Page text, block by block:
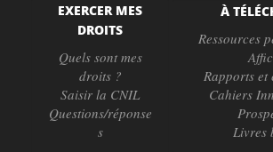
EXERCER MES
DROITS
Quels sont mes
droits ?
Saisir la CNIL
Questions/réponse
s
À
Ressources
Rapports et
Cahiers
Livres